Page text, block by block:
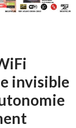
invisible